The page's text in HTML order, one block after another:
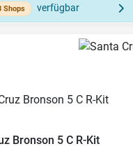
Shops verfügbar
Bronson 5 C R-Kit